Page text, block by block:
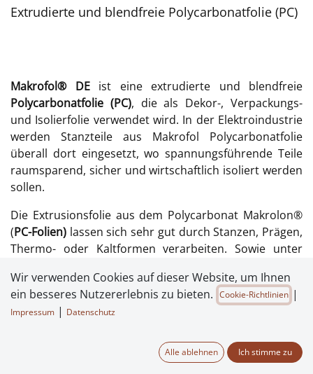
Extrudierte und blendfreie Polycarbonatfolie (PC)
Makrofol® DEist eine extrudierte und blendfreie
Polycarbonatfolie (PC), die als Dekor-, Verpackungs-
und Isolierfolie verwendet wird. In der Elektroindustrie
werden Stanzteile aus Makrofol Polycarbonatfolie
überall dort eingesetzt, wo spannungsführende Teile
raumsparend, sicher und wirtschaftlich isoliert werden
sollen.
Die Extrusionsfolie aus dem Polycarbonat Makrolon®
(PC-Folien) lassen sich sehr gut durch Stanzen, Prägen,
Thermo- oder Kaltformen verarbeiten. Sowie unter
Ultraschallverfahren verschweißen. Die
Polycarbonatfolien sind im Siebdruck- oder
Offsetdruck-Verfahren ohne Schwierigkeiten
graphische Qualität für kontrastreiches und
Wir verwenden Cookies auf dieser Website, um Ihnen
ein besseres Nutzererlebnis zu bieten. Cookie-Richtlinien |
Impressum | Datenschutz
Alle ablehnen Ich stimme zu